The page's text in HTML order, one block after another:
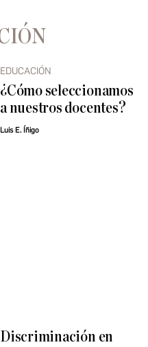
EDUCACIÓN
¿Cómo seleccionamos
a nuestros docentes?
Luis E. Íñigo
Discriminación en